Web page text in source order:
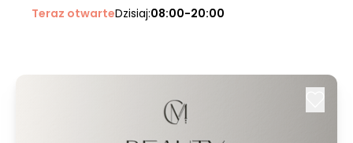
Teraz otwarteDzisiaj:08:00-20:00